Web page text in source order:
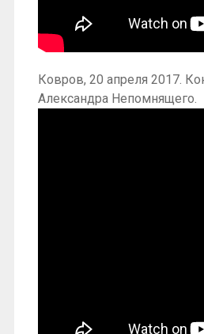
Ковров, 20 апреля 2017.
Александра Непомнящего.